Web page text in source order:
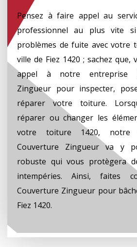
Pensez à faire appel au
professionnel au plus vite
problèmes de fuite avec votre
ville de Fiez 1420 ; sachez que,
appel à notre entreprise
Zingueur pour inspecter,
réparer votre toiture.
réparer ou changer les
votre toiture 1420, notre
Couverture Zingueur va y
robuste qui vous protègera
intempéries. Ainsi, faites
Couverture Zingueur pour
Fiez 1420.